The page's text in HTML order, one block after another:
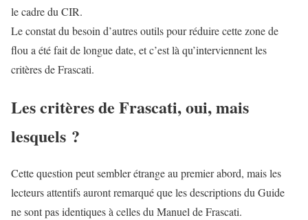
le cadre du CIR.
Le constat du besoin d’autres outils pour réduire cette zone de
flou a été fait de longue date, et c’est là qu’interviennent les
critères de Frascati.
Les critères de Frascati, oui, mais
lesquels ?
Cette question peut sembler étrange au premier abord, mais les
lecteurs attentifs auront remarqué que les descriptions du Guide
ne sont pas identiques à celles du Manuel de Frascati.